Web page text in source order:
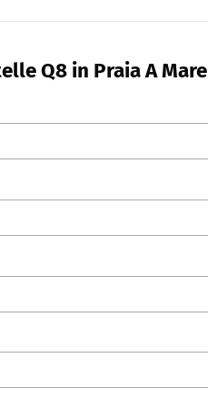
Q8 in Praia A Mare